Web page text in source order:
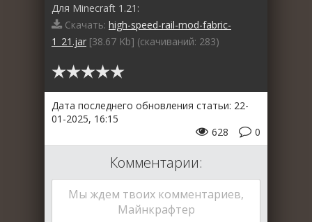
Для Minecraft 1.21:
Скачать: high-speed-rail-mod-fabric-
1_21.jar [38.67 Kb] (cкачиваний: 283)
Дата последнего обновления статьи: 22-
01-2025, 16:15
0
628
Комментарии:
Мы ждем твоих комментариев,
Майнкрафтер